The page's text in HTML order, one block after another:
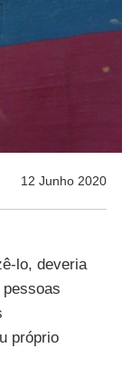
12 Junho 2020
lo, deveria
próprio